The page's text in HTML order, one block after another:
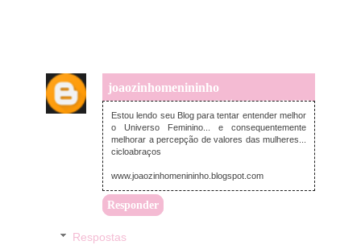
joaozinhomenininho
segunda-feira, dezembro 09, 2013
Estou lendo seu Blog para tentar entender melhor
o Universo Feminino... e consequentemente
melhorar a percepção de valores das mulheres...
cicloabraços
www.joaozinhomenininho.blogspot.com
Responder
Respostas